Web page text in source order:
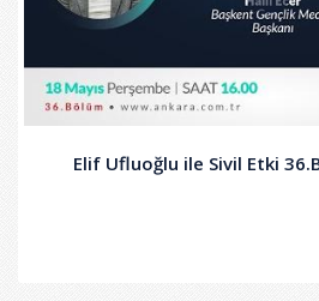
Elif Ufluoğlu ile Sivil Etki